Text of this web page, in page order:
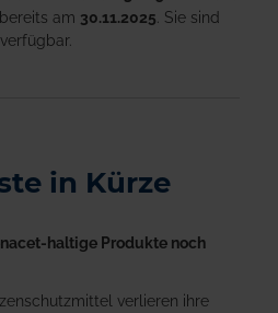
am 30.11.2025 . Sie sind
in Kürze
haltige Produkte noch
verlieren ihre